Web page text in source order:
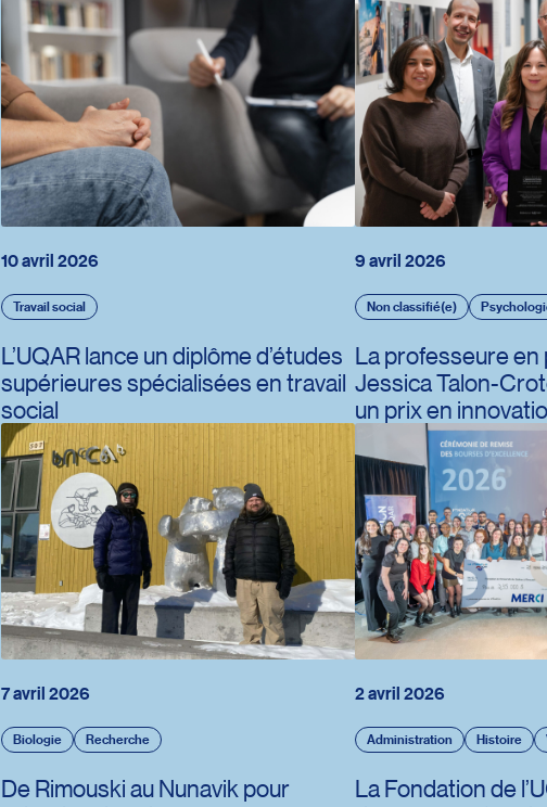
10 avril 2026
Travail social
L’UQAR lance un diplôme d’études
supérieures spécialisées en travail
social
9 avril 2026
Non classifié(e)
La professeure
Jessica Talon-
un prix en
7 avril 2026
Biologie Recherche
De Rimouski au Nunavik pour
2 avril 2026
Administration Histoire
La Fondation de